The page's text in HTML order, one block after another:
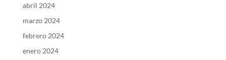
abril 2024
marzo 2024
febrero 2024
enero 2024